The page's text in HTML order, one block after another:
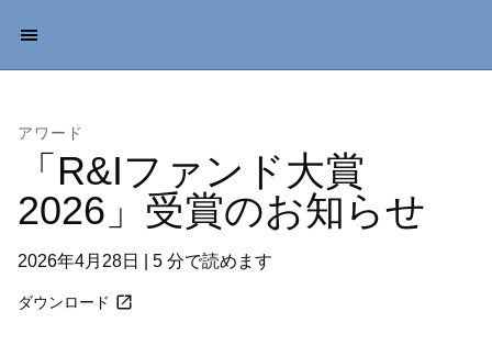
アワード
「R&Iファンド大賞
2026」受賞のお知らせ
2026年4月28日 | 5 分で読めます
ダウンロード